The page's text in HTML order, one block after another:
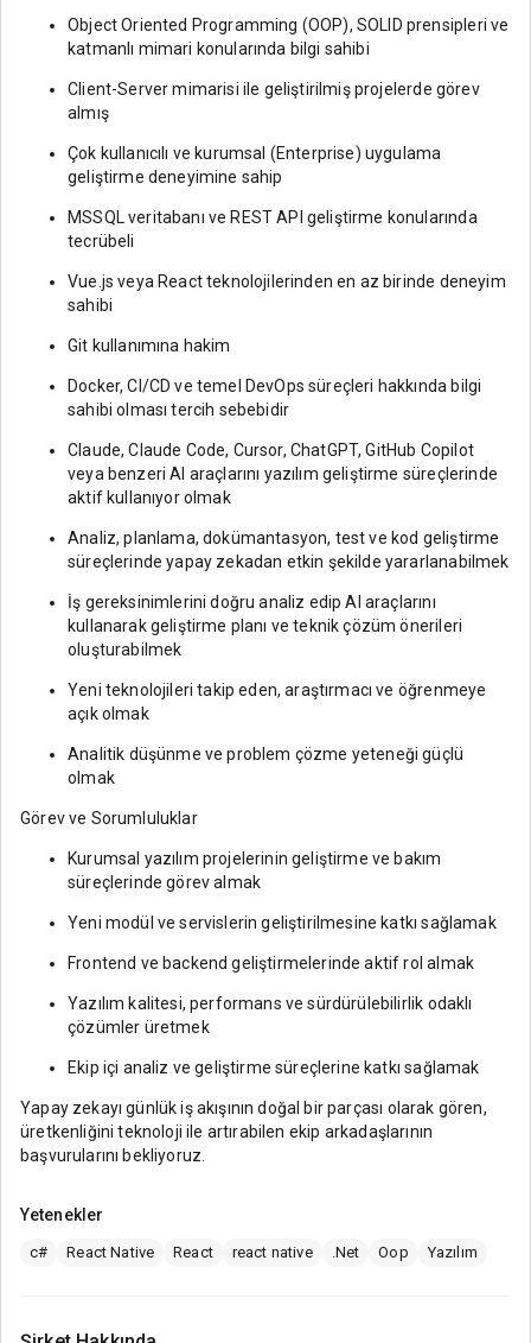
Object Oriented Programming (OOP), SOLID prensipleri ve
katmanlı mimari konularında bilgi sahibi
Client-Server mimarisi ile geliştirilmiş projelerde görev
almış
Çok kullanıcılı ve kurumsal (Enterprise) uygulama
geliştirme deneyimine sahip
MSSQL veritabanı ve REST API geliştirme konularında
tecrübeli
Vue.js veya React teknolojilerinden en az birinde deneyim
sahibi
Git kullanımına hakim
Docker, CI/CD ve temel DevOps süreçleri hakkında bilgi
sahibi olması tercih sebebidir
Claude, Claude Code, Cursor, ChatGPT, GitHub Copilot
veya benzeri AI araçlarını yazılım geliştirme süreçlerinde
aktif kullanıyor olmak
Analiz, planlama, dokümantasyon, test ve kod geliştirme
süreçlerinde yapay zekadan etkin şekilde yararlanabilmek
İş gereksinimlerini doğru analiz edip AI araçlarını
kullanarak geliştirme planı ve teknik çözüm önerileri
oluşturabilmek
Yeni teknolojileri takip eden, araştırmacı ve öğrenmeye
açık olmak
Analitik düşünme ve problem çözme yeteneği güçlü
olmak
Görev ve Sorumluluklar
Kurumsal yazılım projelerinin geliştirme ve bakım
süreçlerinde görev almak
Yeni modül ve servislerin geliştirilmesine katkı sağlamak
Frontend ve backend geliştirmelerinde aktif rol almak
Yazılım kalitesi, performans ve sürdürülebilirlik odaklı
çözümler üretmek
Ekip içi analiz ve geliştirme süreçlerine katkı sağlamak
Yapay zekayı günlük iş akışının doğal bir parçası olarak gören,
üretkenliğini teknoloji ile artırabilen ekip arkadaşlarının
başvurularını bekliyoruz.
Yetenekler
c# React Native React react native .Net Oop Yazılım